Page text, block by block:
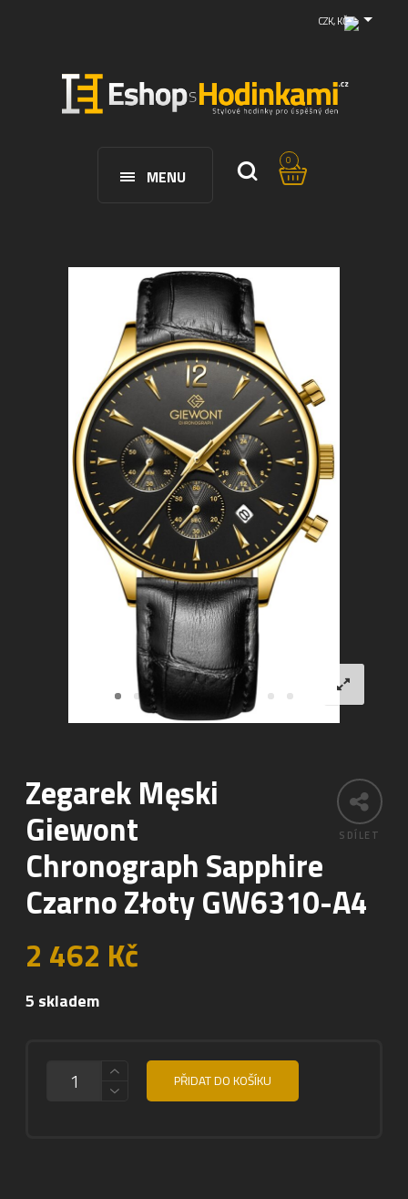
CZK, KČ
MENU
0
SDÍLET
Zegarek Męski
Giewont
Chronograph Sapphire
Czarno Złoty GW6310-A4
2 462 Kč
5 skladem
PŘIDAT DO KOŠÍKU